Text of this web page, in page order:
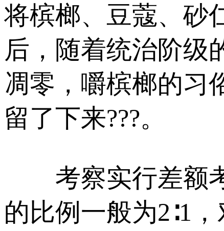
将槟榔、豆蔻、砂
后，随着统治阶级
凋零，嚼槟榔的习
留了下来???。
考察实行差额考
的比例一般为2∶1